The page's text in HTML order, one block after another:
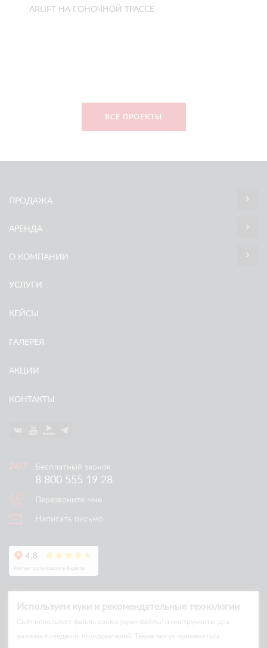
ARLIFT НА ГОНОЧНОЙ ТРАССЕ
ВСЕ ПРОЕКТЫ
ПРОДАЖА
АРЕНДА
О КОМПАНИИ
УСЛУГИ
КЕЙСЫ
ГАЛЕРЕЯ
АКЦИИ
КОНТАКТЫ
Бесплатный звонок
8 800 555 19 28
Перезвоните мне
Написать письмо
Используем куки и рекомендательные технологии
Cайт использует файлы cookie (куки-файлы) и инструменты для
анализа поведения пользователей. Также могут применяться